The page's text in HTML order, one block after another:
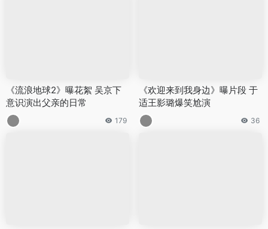
《流浪地球2》曝花絮 吴京下
意识演出父亲的日常
179
《欢迎来到我身边》曝片段 于
适王影璐爆笑尬演
36